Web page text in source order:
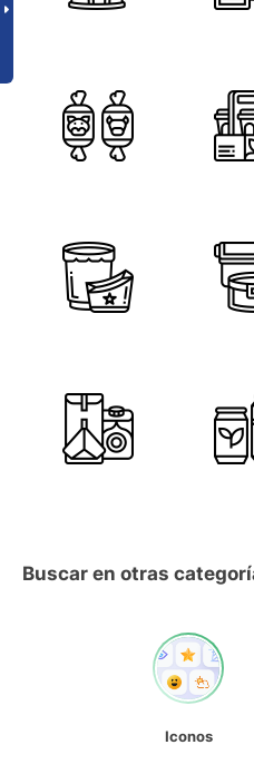
Buscar en otras
Iconos